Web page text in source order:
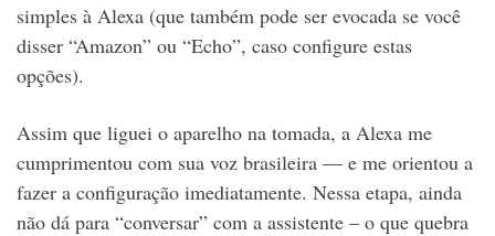
simples à Alexa (que também pode ser evocada se você
disser “Amazon” ou “Echo”, caso configure estas
opções).
Assim que liguei o aparelho na tomada, a Alexa me
cumprimentou com sua voz brasileira — e me orientou a
fazer a configuração imediatamente. Nessa etapa, ainda
não dá para “conversar” com a assistente – o que quebra